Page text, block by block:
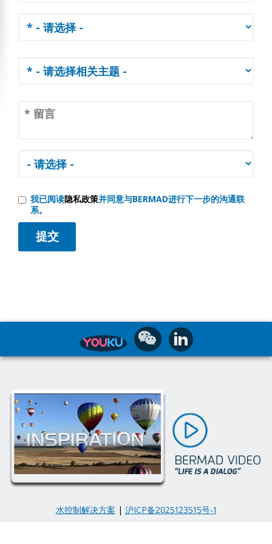
我已阅读隐私政策并同意与BERMAD进行下一步的沟通联
系。
水控制解决方案 | 沪ICP备2025123515号-1